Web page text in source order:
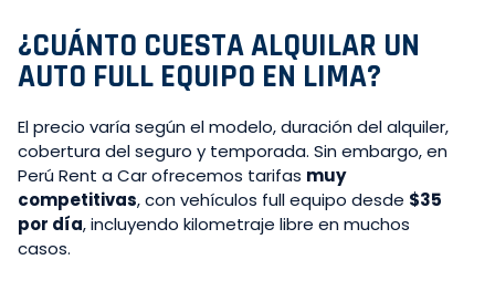
¿CUÁNTO CUESTA ALQUILAR UN
AUTO FULL EQUIPO EN LIMA?
El precio varía según el modelo, duración del alquiler,
cobertura del seguro y temporada. Sin embargo, en
Perú Rent a Car ofrecemos tarifas muy
competitivas, con vehículos full equipo desde $35
por día, incluyendo kilometraje libre en muchos
casos.